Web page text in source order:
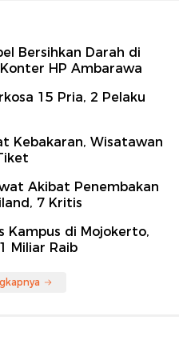
Bersihkan Darah di
HP Ambarawa
15 Pria, 2 Pelaku
Kebakaran, Wisatawan
Akibat Penembakan
7 Kritis
Kampus di Mojokerto,
Miliar Raib